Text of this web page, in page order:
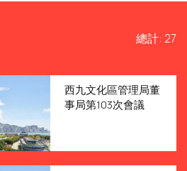
總計: 27
西九文化區管理局董
事局第103次會議